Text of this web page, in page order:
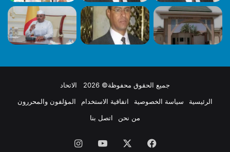
جميع الحقوق محفوظة© 2026 الاتحاد
الرئيسية
سياسة الخصوصية اتفاقية الاستخدام
المؤلفون والمحررون
من نحن
اتصل بنا
فيسبوك يوتيوبانستقرام